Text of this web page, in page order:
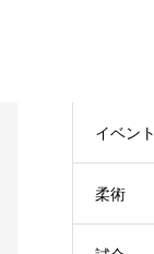
イベント
柔術